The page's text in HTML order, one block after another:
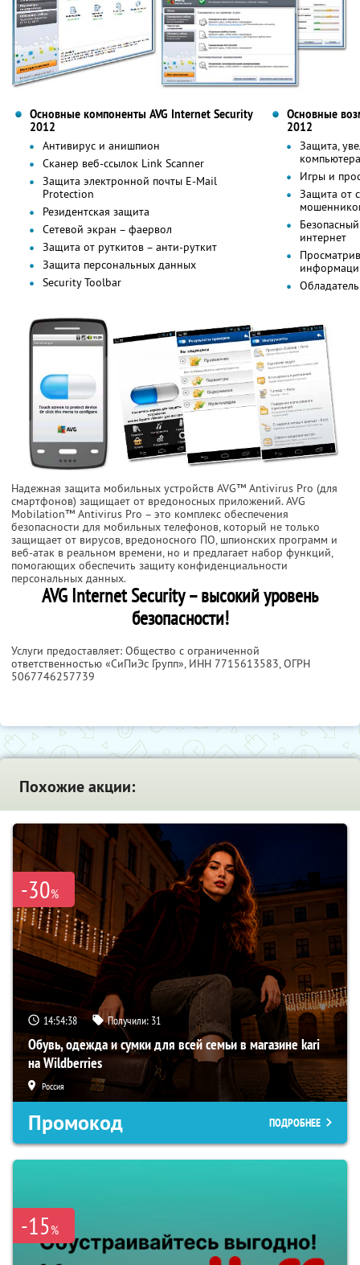
Основные компоненты AVG Internet Security
2012
Антивирус и анишпион
Сканер веб-ссылок Link Scanner
Защита электронной почты E-Mail
Protection
Резидентская защита
Сетевой экран – фаервол
Защита от руткитов – анти-руткит
Защита персональных данных
Security Toolbar
Основные
2012
Защита,
компьютера
Игры и
Защита от
интернет
Надежная защита мобильных устройств AVG™ Antivirus Pro (для
смартфонов) защищает от вредоносных приложений. AVG
Mobilation™ Antivirus Pro – это комплекс обеспечения
безопасности для мобильных телефонов, который не только
защищает от вирусов, вредоносного ПО, шпионских программ и
веб-атак в реальном времени, но и предлагает набор функций,
помогающих обеспечить защиту конфиденциальности
персональных данных.
AVG Internet Security – высокий уровень
безопасности!
Услуги предоставляет: Общество с ограниченной
ответственностью «СиПиЭс Групп», ИНН 7715613583, ОГРН
5067746257739
Похожие акции:
-30%
14:54:37 Получили: 31
Обувь, одежда и сумки для всей семьи в магазине kari
на Wildberries
Россия
Промокод ПОДРОБНЕЕ
-15%